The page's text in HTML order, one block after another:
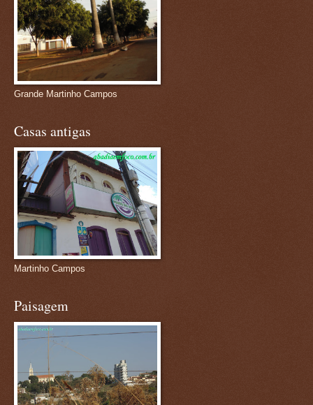
Grande Martinho Campos
Casas antigas
Martinho Campos
Paisagem